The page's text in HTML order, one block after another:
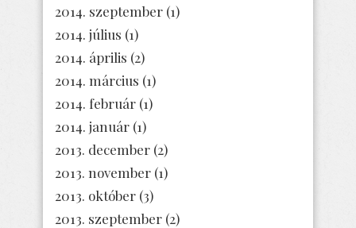
2014. szeptember (1)
2014. július (1)
2014. április (2)
2014. március (1)
2014. február (1)
2014. január (1)
2013. december (2)
2013. november (1)
2013. október (3)
2013. szeptember (2)